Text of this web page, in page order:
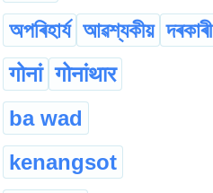
অপৰিহাৰ্য আৱশ্যকীয় দৰকাৰী
गोनां गोनांथार
ba wad
kenangsot